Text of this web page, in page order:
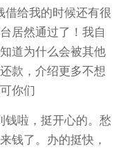
借给我的时候还有很
居然通过了！我自
道为什么会被其他
款，介绍更多不想
你们
钱啦，挺开心的。愁
钱了。办的挺快，